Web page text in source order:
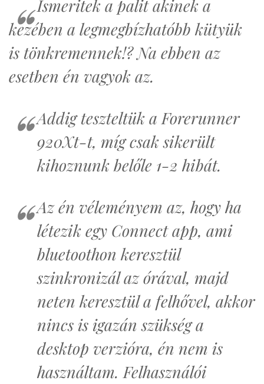
Ismeritek a palit akinek a
kezében a legmegbízhatóbb kütyük
is tönkremennek!? Na ebben az
esetben én vagyok az.
Addig teszteltük a Forerunner
920Xt-t, míg csak sikerült
kihoznunk belőle 1-2 hibát.
Az én véleményem az, hogy ha
létezik egy Connect app, ami
bluetoothon keresztül
szinkronizál az órával, majd
neten keresztül a felhővel, akkor
nincs is igazán szükség a
desktop verzióra, én nem is
használtam. Felhasználói